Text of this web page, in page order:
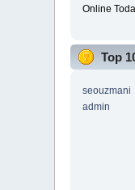
Online
Top
seouzmani
admin